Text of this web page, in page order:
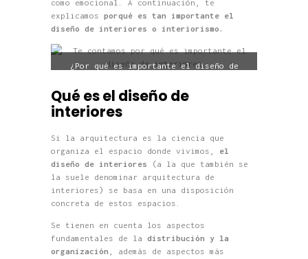
como emocional. A continuación, te
explicamos porqué es tan importante el
diseño de interiores o interiorismo.
¿Por qué es importante el diseño de
Qué es el diseño de
interiores
Si la arquitectura es la ciencia que
organiza el espacio donde vivimos, el
diseño de interiores
(a la que también se
la suele denominar arquitectura de
interiores) se basa en una disposición
concreta de estos espacios.
Se tienen en cuenta los aspectos
fundamentales de la distribución y la
organización , además de aspectos más